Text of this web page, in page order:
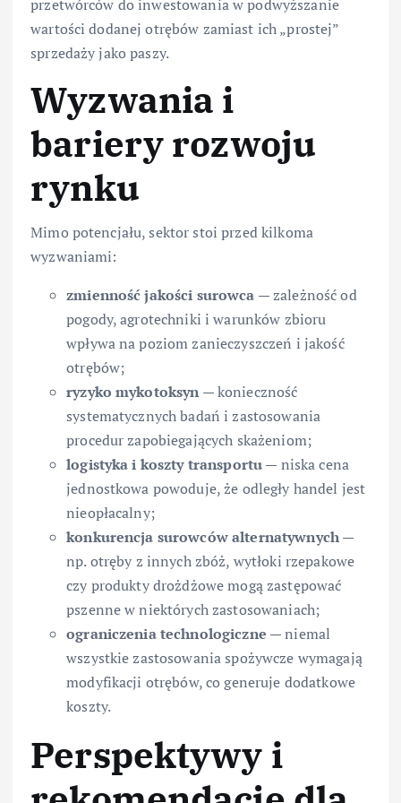
przetwórców do inwestowania w podwyższanie
wartości dodanej otrębów zamiast ich „prostej”
sprzedaży jako paszy.
Wyzwania i
bariery rozwoju
rynku
Mimo potencjału, sektor stoi przed kilkoma
wyzwaniami:
zmienność jakości surowca — zależność od
pogody, agrotechniki i warunków zbioru
wpływa na poziom zanieczyszczeń i jakość
otrębów;
ryzyko mykotoksyn — konieczność
systematycznych badań i zastosowania
procedur zapobiegających skażeniom;
logistyka i koszty transportu— niska cena
jednostkowa powoduje, że odległy handel jest
nieopłacalny;
konkurencja surowców alternatywnych—
np. otręby z innych zbóż, wytłoki rzepakowe
czy produkty drożdżowe mogą zastępować
pszenne w niektórych zastosowaniach;
ograniczenia technologiczne — niemal
wszystkie zastosowania spożywcze wymagają
modyfikacji otrębów, co generuje dodatkowe
koszty.
Perspektywy i